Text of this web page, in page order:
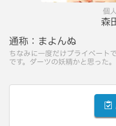
個
森
通称： まよんぬ
ちなみに一度だけプライベート
です。ダーツの妖精かと思った。